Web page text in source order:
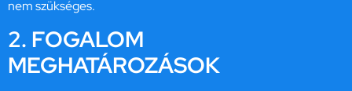
nem szükséges.
2. FOGALOM
MEGHATÁROZÁSOK